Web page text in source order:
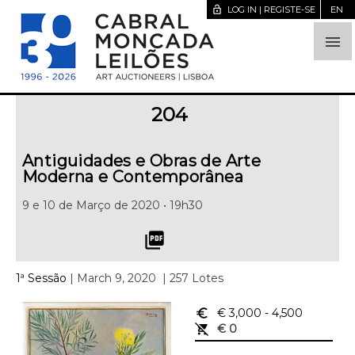

lock_open LOG IN | REGISTE-SE EN
204
Antiguidades e Obras de Arte
Moderna e Contemporânea
9 e 10 de Março de 2020 • 19h30
picture_as_pdf
1ª Sessão | March 9, 2020 | 257 Lotes
euro_symbol € 3,000 - 4,500
remove_shopping_cart
€ 0